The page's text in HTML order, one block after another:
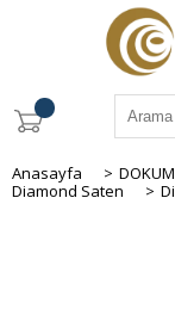
Anasayfa >
Diamond Saten
>